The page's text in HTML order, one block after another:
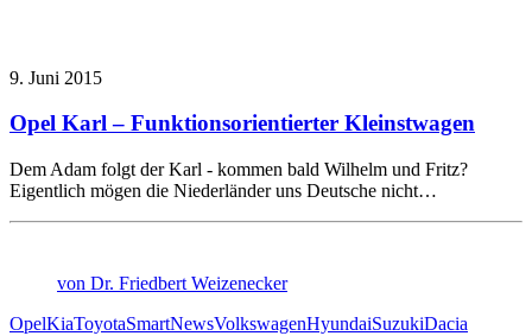
9. Juni 2015
Opel Karl – Funktionsorientierter Kleinstwagen
Dem Adam folgt der Karl - kommen bald Wilhelm und Fritz?
Eigentlich mögen die Niederländer uns Deutsche nicht…
von Dr. Friedbert Weizenecker
OpelKiaToyotaSmartNewsVolkswagenHyundaiSuzukiDacia